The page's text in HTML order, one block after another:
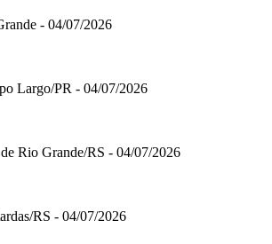
- 04/07/2026
Largo/PR - 04/07/2026
Rio Grande/RS - 04/07/2026
RS - 04/07/2026